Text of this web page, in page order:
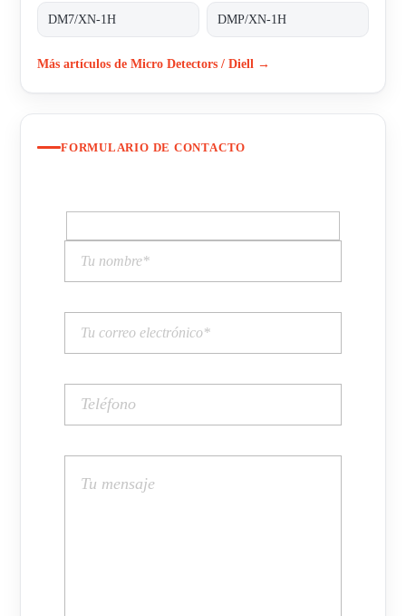
DM7/XN-1H DMP/XN-1H
Más artículos de Micro Detectors / Diell →
FORMULARIO DE CONTACTO